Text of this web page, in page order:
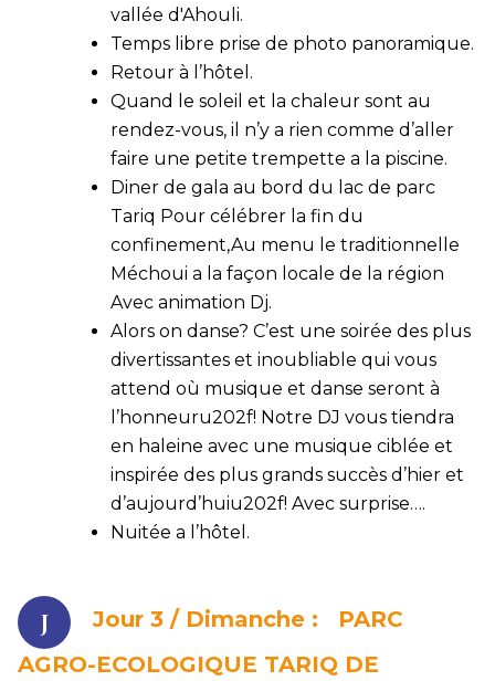
vallée d'Ahouli.
Temps libre prise de photo panoramique.
Retour à l’hôtel.
Quand le soleil et la chaleur sont au
rendez-vous, il n’y a rien comme d’aller
faire une petite trempette a la piscine.
Diner de gala au bord du lac de parc
Tariq Pour célébrer la fin du
confinement,Au menu le traditionnelle
Méchoui a la façon locale de la région
Avec animation Dj.
Alors on danse? C’est une soirée des plus
divertissantes et inoubliable qui vous
attend où musique et danse seront à
l’honneuru202f! Notre DJ vous tiendra
en haleine avec une musique ciblée et
inspirée des plus grands succès d’hier et
d’aujourd’huiu202f! Avec surprise….
Nuitée a l’hôtel.
Jour 3 / Dimanche :
PARC
AGRO-ECOLOGIQUE TARIQ DE